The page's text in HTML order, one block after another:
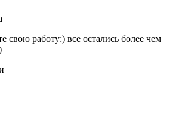
свою работу:) все остались более чем